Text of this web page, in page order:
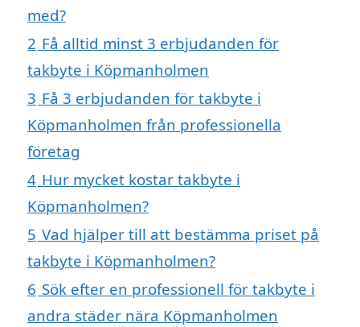
med?
2 Få alltid minst 3 erbjudanden för
takbyte i Köpmanholmen
3 Få 3 erbjudanden för takbyte i
Köpmanholmen från professionella
företag
4 Hur mycket kostar takbyte i
Köpmanholmen?
5 Vad hjälper till att bestämma priset på
takbyte i Köpmanholmen?
6 Sök efter en professionell för takbyte i
andra städer nära Köpmanholmen